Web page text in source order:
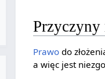
Przyczyny
Prawo do
a więc jest